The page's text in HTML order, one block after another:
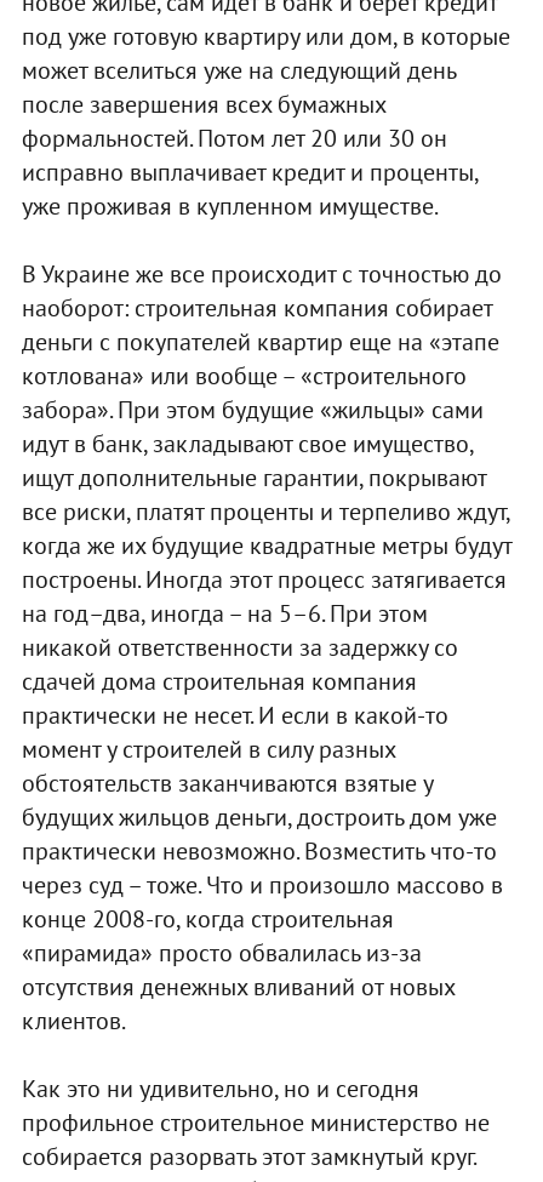
под уже готовую квартиру или дом, в которые
может вселиться уже на следующий день
после завершения всех бумажных
формальностей. Потом лет 20 или 30 он
исправно выплачивает кредит и проценты,
уже проживая в купленном имуществе.
В Украине же все происходит с точностью до
наоборот: строительная компания собирает
деньги с покупателей квартир еще на «этапе
котлована» или вообще – «строительного
забора». При этом будущие «жильцы» сами
идут в банк, закладывают свое имущество,
ищут дополнительные гарантии, покрывают
все риски, платят проценты и терпеливо ждут,
когда же их будущие квадратные метры будут
построены. Иногда этот процесс затягивается
на год–два, иногда – на 5–6. При этом
никакой ответственности за задержку со
сдачей дома строительная компания
практически не несет. И если в какой-то
момент у строителей в силу разных
обстоятельств заканчиваются взятые у
будущих жильцов деньги, достроить дом уже
практически невозможно. Возместить что-то
через суд – тоже. Что и произошло массово в
конце 2008-го, когда строительная
«пирамида» просто обвалилась из-за
отсутствия денежных вливаний от новых
клиентов.
Как это ни удивительно, но и сегодня
профильное строительное министерство не
собирается разорвать этот замкнутый круг.